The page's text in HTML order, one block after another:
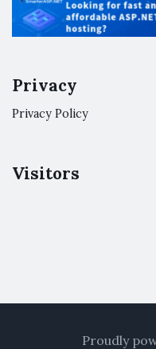
Privacy
Privacy Policy
Visitors
Proudly